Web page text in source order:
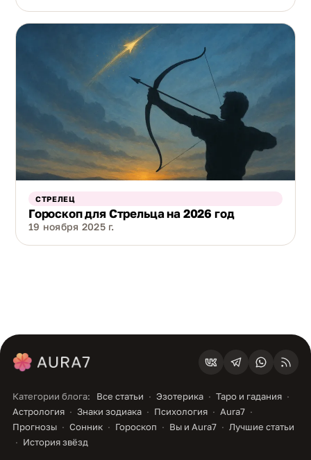
СТРЕЛЕЦ
Гороскоп для Стрельца на 2026 год
19 ноября 2025 г.
Категории блога: Все статьи Эзотерика
Таро и гадания
Астрология
Знаки зодиака Психология
Aura7
Прогнозы
Сонник Гороскоп Вы и Aura7
Лучшие статьи
История звёзд